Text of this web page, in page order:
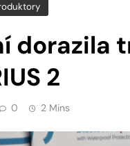
dorazila
2
0 2 Mins